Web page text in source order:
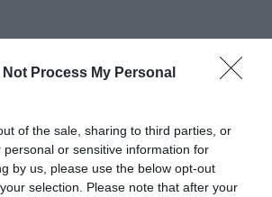
Not Process My Personal
of the sale, sharing to third parties, or
personal or sensitive information for
by us, please use the below opt-out
selection. Please note that after your